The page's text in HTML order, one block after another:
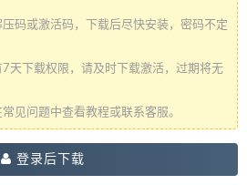
码或激活码，下载后尽快安装，密码不定
天下载权限，请及时下载激活，过期将无
见问题中查看教程或联系客服。
登录后下载